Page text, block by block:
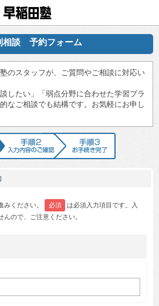
相談 予約フォーム
のスタッフが、ご質問やご相談に対応い
したい」「弱点分野に合わせた学習プラ
なご相談でも結構です。お気軽にお申し
手順1 個人情報のご入力手順2 入力内容のご確認
みください。 必須
は必須入力項目です。入
ので、ご注意ください。